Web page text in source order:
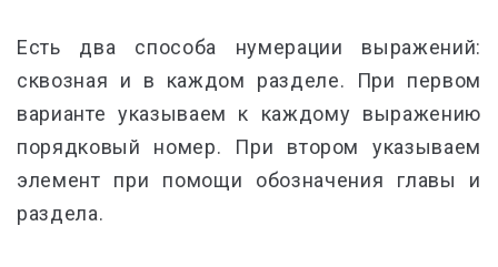
Есть два способа нумерации выражений:
сквозная и в каждом разделе. При первом
варианте указываем к каждому выражению
порядковый номер. При втором указываем
элемент при помощи обозначения главы и
раздела.